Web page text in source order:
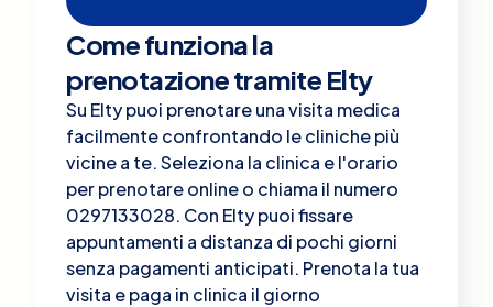
Come funziona la
prenotazione tramite Elty
Su Elty puoi prenotare una visita medica
facilmente confrontando le cliniche più
vicine a te. Seleziona la clinica e l'orario
per prenotare online o chiama il numero
0297133028. Con Elty puoi fissare
appuntamenti a distanza di pochi giorni
senza pagamenti anticipati. Prenota la tua
visita e paga in clinica il giorno